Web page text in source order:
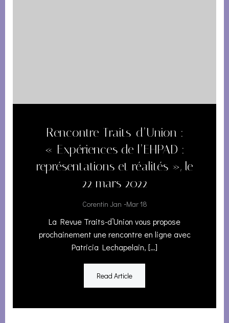
Rencontre Traits-d’Union :
« Expériences de l’EHPAD :
représentations et réalités », le
22 mars 2022
Corentin Jan -Mar 18
La Revue Traits-d’Union vous propose
prochainement une rencontre en ligne avec
Patricia Lechapelain, […]
Read Article